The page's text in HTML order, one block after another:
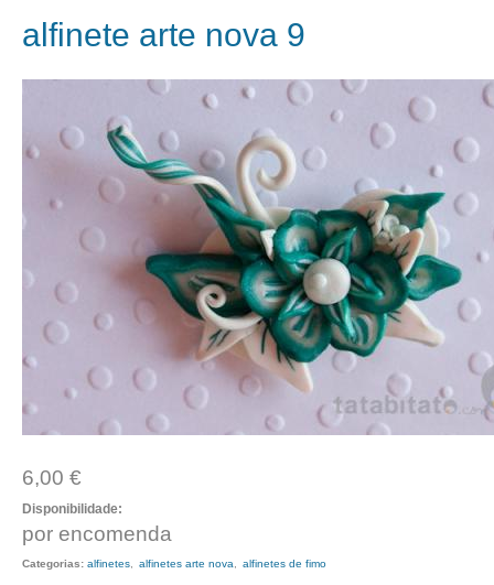
alfinete arte nova 9
6,00 €
Disponibilidade:
por encomenda
Categorias: alfinetes alfinetes arte nova alfinetes de fimo